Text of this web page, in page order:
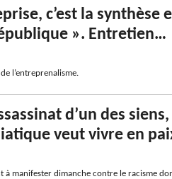
c’est la synthèse
». Entretien…
l’entreprenalisme.
d’un des
veut vivre en
à manifester dimanche contre le racisme